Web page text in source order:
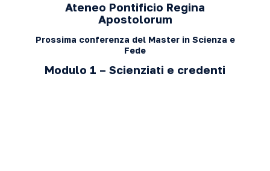
Ateneo Pontificio Regina
Apostolorum
Prossima conferenza del Master in Scienza e
Fede
Modulo 1 – Scienziati e credenti